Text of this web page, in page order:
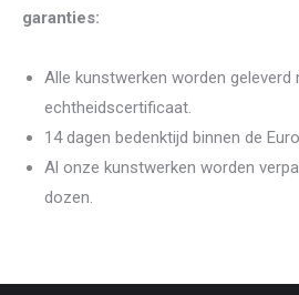
garanties:
Alle kunstwerken worden geleverd
echtheidscertificaat.
14 dagen bedenktijd binnen de
Al onze kunstwerken worden
dozen.